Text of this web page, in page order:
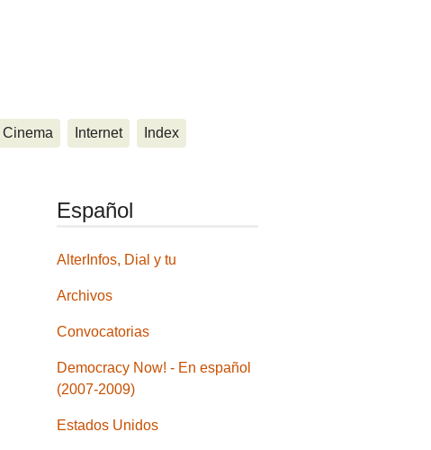
Cinema Internet Index
Español
AlterInfos, Dial y tu
Archivos
Convocatorias
Democracy Now! - En español
(2007-2009)
Estados Unidos